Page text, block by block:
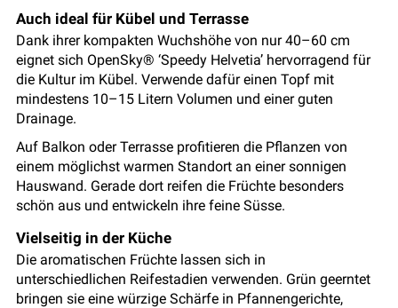
Auch ideal für Kübel und Terrasse
Dank ihrer kompakten Wuchshöhe von nur 40–60 cm
eignet sich OpenSky® ‘Speedy Helvetia’ hervorragend für
die Kultur im Kübel. Verwende dafür einen Topf mit
mindestens 10–15 Litern Volumen und einer guten
Drainage.
Auf Balkon oder Terrasse profitieren die Pflanzen von
einem möglichst warmen Standort an einer sonnigen
Hauswand. Gerade dort reifen die Früchte besonders
schön aus und entwickeln ihre feine Süsse.
Vielseitig in der Küche
Die aromatischen Früchte lassen sich in
unterschiedlichen Reifestadien verwenden. Grün geerntet
bringen sie eine würzige Schärfe in Pfannengerichte,